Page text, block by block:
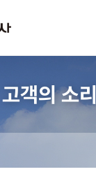
고객의 소리